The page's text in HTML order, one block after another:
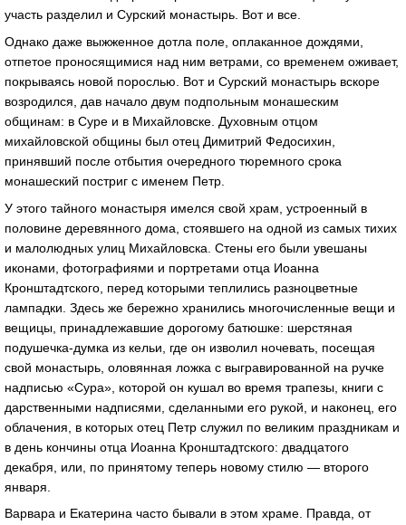
участь разделил и Сурский монастырь. Вот и все.
Однако даже выжженное дотла поле, оплаканное дождями,
отпетое проносящимися над ним ветрами, со временем оживает,
покрываясь новой порослью. Вот и Сурский монастырь вскоре
возродился, дав начало двум подпольным монашеским
общинам: в Суре и в Михайловске. Духовным отцом
михайловской общины был отец Димитрий Федосихин,
принявший после отбытия очередного тюремного срока
монашеский постриг с именем Петр.
У этого тайного монастыря имелся свой храм, устроенный в
половине деревянного дома, стоявшего на одной из самых тихих
и малолюдных улиц Михайловска. Стены его были увешаны
иконами, фотографиями и портретами отца Иоанна
Кронштадтского, перед которыми теплились разноцветные
лампадки. Здесь же бережно хранились многочисленные вещи и
вещицы, принадлежавшие дорогому батюшке: шерстяная
подушечка-думка из кельи, где он изволил ночевать, посещая
свой монастырь, оловянная ложка с выгравированной на ручке
надписью «Сура», которой он кушал во время трапезы, книги с
дарственными надписями, сделанными его рукой, и наконец, его
облачения, в которых отец Петр служил по великим праздникам и
в день кончины отца Иоанна Кронштадтского: двадцатого
декабря, или, по принятому теперь новому стилю — второго
января.
Варвара и Екатерина часто бывали в этом храме. Правда, от